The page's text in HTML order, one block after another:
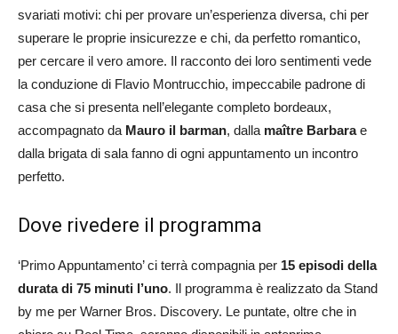
svariati motivi: chi per provare un’esperienza diversa, chi per
superare le proprie insicurezze e chi, da perfetto romantico,
per cercare il vero amore. Il racconto dei loro sentimenti vede
la conduzione di Flavio Montrucchio, impeccabile padrone di
casa che si presenta nell’elegante completo bordeaux,
accompagnato da Mauro il barman, dalla maître Barbarae
dalla brigata di sala fanno di ogni appuntamento un incontro
perfetto.
Dove rivedere il programma
‘Primo Appuntamento’ ci terrà compagnia per 15 episodi della
durata di 75 minuti l’uno. Il programma è realizzato da Stand
by me per Warner Bros. Discovery. Le puntate, oltre che in